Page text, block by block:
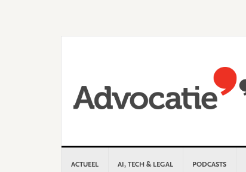
ACTUEEL AI, TECH & LEGAL PODCASTS